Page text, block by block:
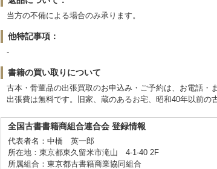
当方の不備による場合のみ承ります。
他特記事項：
-
書籍の買い取りについて
古本・骨董品の出張買取のお申込み・ご予約は、お電話
出張費は無料です。旧家、蔵のあるお宅、昭和40年以前の
全国古書書籍商組合連合会 登録情報
代表者名：中橋 英一郎
所在地：東京都東久留米市滝山 4-1-40 2F
所属組合：東京都古書籍商業協同組合